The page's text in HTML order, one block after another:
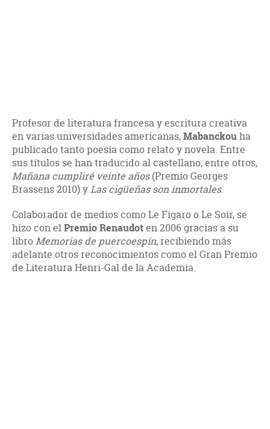
Profesor de literatura francesa y escritura creativa
en varias universidades americanas,Mabanckouha
publicado tanto poesía como relato y novela. Entre
sus títulos se han traducido al castellano, entre otros,
Mañana cumpliré veinte años(Premio Georges
Brassens 2010) yLas cigüeñas son inmortales.
Colaborador de medios como Le Figaro o Le Soir, se
hizo con elPremio Renaudoten 2006 gracias a su
libroMemorias de puercoespín, recibiendo más
adelante otros reconocimientos como el Gran Premio
de Literatura Henri-Gal de la Academia.